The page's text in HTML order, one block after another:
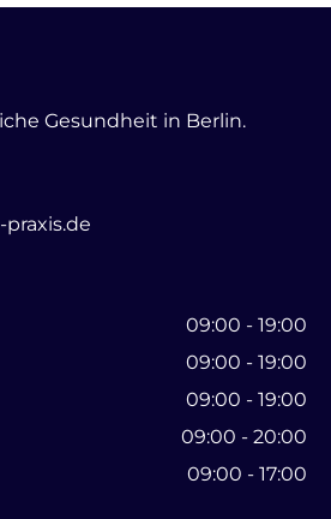
Gesundheit in Berlin.
09:00 - 19:00
09:00 - 19:00
09:00 - 19:00
09:00 - 20:00
09:00 - 17:00